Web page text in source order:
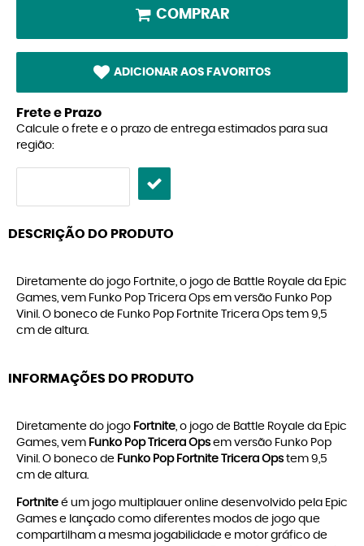
COMPRAR
ADICIONAR AOS FAVORITOS
Frete e Prazo
Calcule o frete e o prazo de entrega estimados para sua
região:
DESCRIÇÃO DO PRODUTO
Diretamente do jogo Fortnite, o jogo de Battle Royale da Epic
Games, vem Funko Pop Tricera Ops em versão Funko Pop
Vinil. O boneco de Funko Pop Fortnite Tricera Ops tem 9,5
cm de altura.
INFORMAÇÕES DO PRODUTO
Diretamente do jogo Fortnite, o jogo de Battle Royale da Epic
Games, vem Funko Pop Tricera Ops em versão Funko Pop
Vinil. O boneco de Funko Pop Fortnite Tricera Ops tem 9,5
cm de altura.
Fortnite é um jogo multiplauer online desenvolvido pela Epic
Games e lançado como diferentes modos de jogo que
compartilham a mesma jogabilidade e motor gráfico de